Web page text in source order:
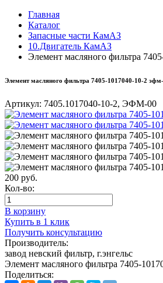
Главная
Каталог
Запасные части КамАЗ
10.Двигатель КамАЗ
Элемент масляного фильтра
Элемент масляного фильтра 7405-1017040-10-2
Артикул: 7405.1017040-10-2, ЭФМ-00
200 руб.
Кол-во:
В корзину
Купить в 1 клик
Получить консультацию
Производитель:
завод невский фильтр, г.энгельс
Элемент масляного фильтра 7405-
Поделиться: